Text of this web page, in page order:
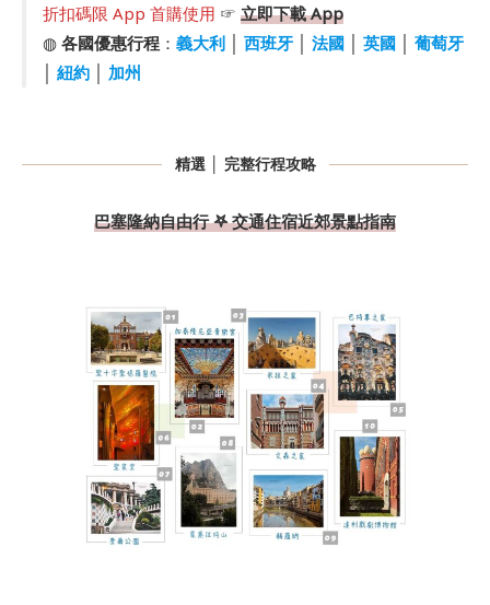
折扣碼限 App 首購使用 ☞ 立即下載 App
◍ 各國優惠行程： 義大利│ 西班牙│ 法國│ 英國│ 葡萄牙
紐約│ 加州
精選 │ 完整行程攻略
巴塞隆納自由行 𖤐 交通住宿近郊景點指南